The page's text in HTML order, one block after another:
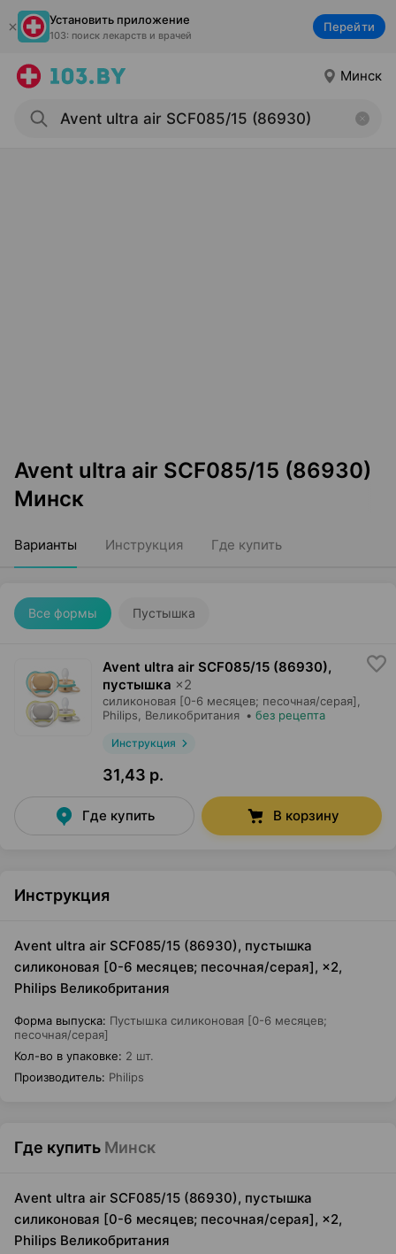
Установить приложение
103: поиск лекарств и врачей
Перейти
Минск
Avent ultra air SCF085/15 (86930)
Минск
Варианты Инструкция Где купить
Все формы Пустышка
Avent ultra air SCF085/15 (86930),
пустышка ×2
силиконовая [0-6 месяцев; песочная/серая],
Philips , Великобритания • без рецепта
Инструкция
31,43 р.
Где купить В корзину
Инструкция
Avent ultra air SCF085/15 (86930), пустышка
силиконовая [0-6 месяцев; песочная/серая], ×2,
Philips Великобритания
Форма выпуска: Пустышка силиконовая [0-6 месяцев;
песочная/серая]
Кол-во в упаковке: 2 шт.
Производитель: Philips
Где купить Минск
Avent ultra air SCF085/15 (86930), пустышка
силиконовая [0-6 месяцев; песочная/серая], ×2,
Philips Великобритания